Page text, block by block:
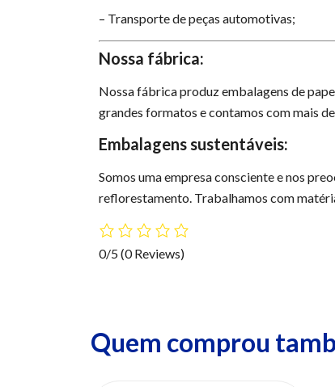
– Transporte de peças automotivas;
Nossa fábrica:
Nossa fábrica produz embalagens de
grandes formatos e contamos com mais
Embalagens sustentáveis:
Somos uma empresa consciente e nos
reflorestamento. Trabalhamos com
0/5(0 Reviews)
Quem comprou